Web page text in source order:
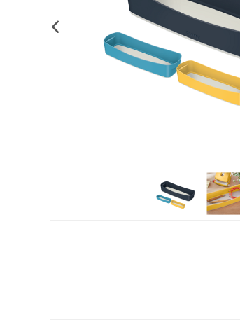
Plastifica, encuaderna, destruye
Papel y manipulados